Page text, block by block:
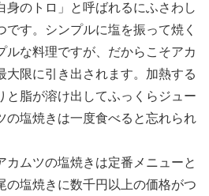
身のトロ」と呼ばれるにふさわし
です。シンプルに塩を振って焼く
ルな料理ですが、だからこそアカ
大限に引き出されます。加熱する
と脂が溶け出してふっくらジュー
の塩焼きは一度食べると忘れられ
カムツの塩焼きは定番メニューと
の塩焼きに数千円以上の価格がつ